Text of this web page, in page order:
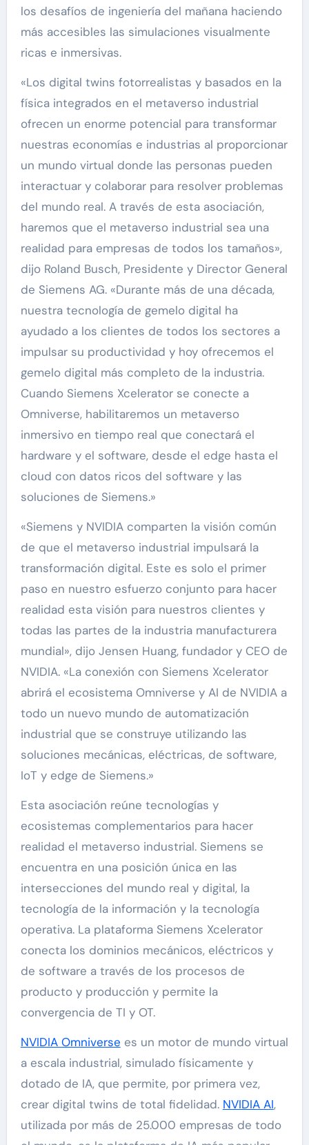
los desafíos de ingeniería del mañana haciendo
más accesibles las simulaciones visualmente
ricas e inmersivas.
«Los digital twins fotorrealistas y basados en la
física integrados en el metaverso industrial
ofrecen un enorme potencial para transformar
nuestras economías e industrias al proporcionar
un mundo virtual donde las personas pueden
interactuar y colaborar para resolver problemas
del mundo real. A través de esta asociación,
haremos que el metaverso industrial sea una
realidad para empresas de todos los tamaños»,
dijo Roland Busch, Presidente y Director General
de Siemens AG. «Durante más de una década,
nuestra tecnología de gemelo digital ha
ayudado a los clientes de todos los sectores a
impulsar su productividad y hoy ofrecemos el
gemelo digital más completo de la industria.
Cuando Siemens Xcelerator se conecte a
Omniverse, habilitaremos un metaverso
inmersivo en tiempo real que conectará el
hardware y el software, desde el edge hasta el
cloud con datos ricos del software y las
soluciones de Siemens.»
«Siemens y NVIDIA comparten la visión común
de que el metaverso industrial impulsará la
transformación digital. Este es solo el primer
paso en nuestro esfuerzo conjunto para hacer
realidad esta visión para nuestros clientes y
todas las partes de la industria manufacturera
mundial», dijo Jensen Huang, fundador y CEO de
NVIDIA. «La conexión con Siemens Xcelerator
abrirá el ecosistema Omniverse y AI de NVIDIA a
todo un nuevo mundo de automatización
industrial que se construye utilizando las
soluciones mecánicas, eléctricas, de software,
IoT y edge de Siemens.»
Esta asociación reúne tecnologías y
ecosistemas complementarios para hacer
realidad el metaverso industrial. Siemens se
encuentra en una posición única en las
intersecciones del mundo real y digital, la
tecnología de la información y la tecnología
operativa. La plataforma Siemens Xcelerator
conecta los dominios mecánicos, eléctricos y
de software a través de los procesos de
producto y producción y permite la
convergencia de TI y OT.
NVIDIA Omniverse es un motor de mundo virtual
a escala industrial, simulado físicamente y
dotado de IA, que permite, por primera vez,
crear digital twins de total fidelidad. NVIDIA AI,
utilizada por más de 25.000 empresas de todo